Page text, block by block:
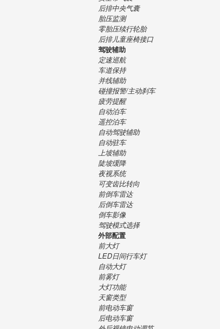
后排中央气囊
胎压监测
零胎压续行轮胎
后排儿童座椅接口
驾驶辅助
定速巡航
车道保持
并线辅助
碰撞报警/主动刹车
疲劳提醒
自动泊车
遥控泊车
自动驾驶辅助
自动驻车
上坡辅助
陡坡缓降
夜视系统
可变齿比转向
前倒车雷达
后倒车雷达
倒车影像
驾驶模式选择
外部配置
前大灯
LED日间行车灯
自动大灯
前雾灯
大灯功能
天窗类型
前电动车窗
后电动车窗